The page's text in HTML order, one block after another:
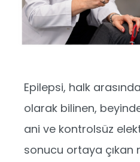
Epilepsi, halk
olarak bilinen,
ani ve kontrolsüz
sonucu ortaya çıkan